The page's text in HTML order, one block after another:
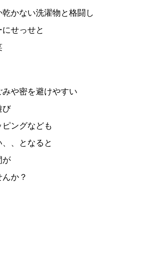
かない洗濯物と格闘し
せっせと
や密を避けやすい
び
ングなども
、となると
が
か？